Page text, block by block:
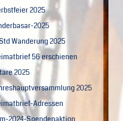
2025
2025
Wanderung 2025
56 erschienen
2025
2025
Adressen